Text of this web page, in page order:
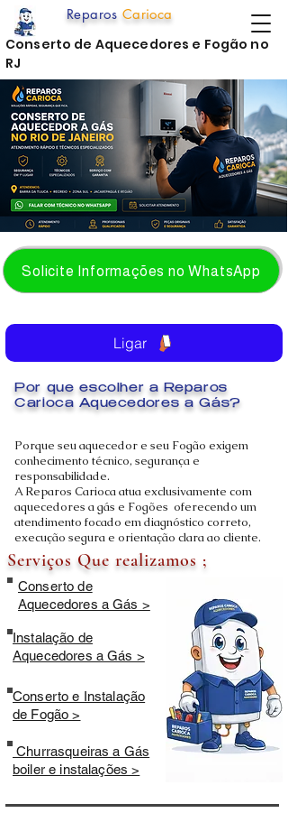
Solicite Informações no WhatsApp
Porque seu aquecedor e seu Fogão exigem
conhecimento técnico, segurança e
responsabilidade.
A Reparos Carioca atua exclusivamente com
aquecedores a gás e Fogões oferecendo um
atendimento focado em diagnóstico correto,
execução segura e orientação clara ao cliente.
Reparos Carioca
Por que escolher a Reparos
Carioca Aquecedores a Gás?
Serviços Que realizamos ;
Conserto de
Aquecedores a Gás >
Instalação de
Aquecedores a Gás >
Conserto e Instalação
de Fogão >
Churrasqueiras a Gás
boiler e instalações >
Ligar
Conserto de Aquecedores e Fogão no
RJ